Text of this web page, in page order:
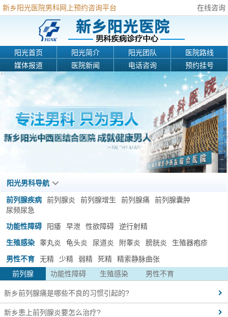
在线咨询
新乡阳光医院男科网上预约咨询平台
阳光首页 阳光简介 阳光团队
医院路线
媒体报道
医院新闻 电话咨询 预约挂号
阳光男科导航
前列腺疾病 前列腺炎 前列腺增生 前列腺痛
前列腺囊肿
尿频尿急
功能性障碍
阳痿 早泄 性欲障碍
逆行射精
生殖感染
睾丸炎 龟头炎 尿道炎 附睾炎 膀胱炎
生殖器疱疹
男性不育
无精 少精 弱精 死精
精索静脉曲张
前列腺
功能性障碍 生殖感染 男性不育
新乡前列腺痛是哪些不良的习惯引起的?
新乡患上前列腺炎要怎么治疗?